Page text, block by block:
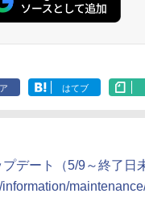
はてブ
デート（5/9～終了日